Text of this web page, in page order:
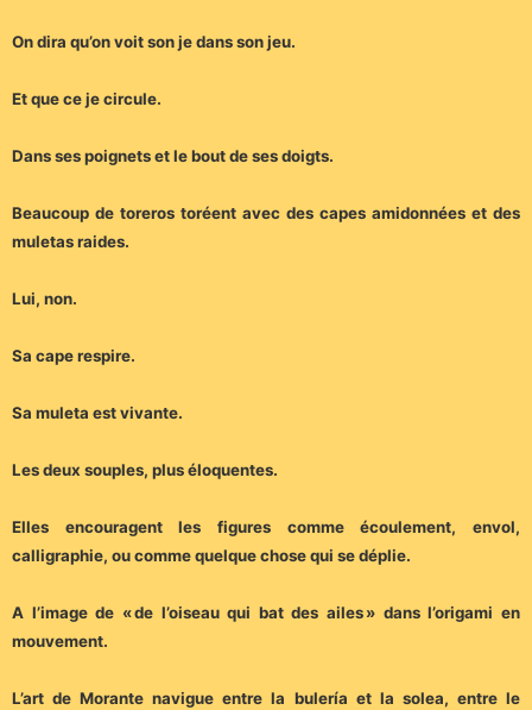
On dira qu’on voit son je dans son jeu.
Et que ce je circule.
Dans ses poignets et le bout de ses doigts.
Beaucoup de toreros toréent avec des capes amidonnées et des
muletas raides.
Lui, non.
Sa cape respire.
Sa muleta est vivante.
Les deux souples, plus éloquentes.
Elles encouragent les figures comme écoulement, envol,
calligraphie, ou comme quelque chose qui se déplie.
A l’image de « de l’oiseau qui bat des ailes » dans l’origami en
mouvement.
L’art de Morante navigue entre la bulería et la solea, entre le